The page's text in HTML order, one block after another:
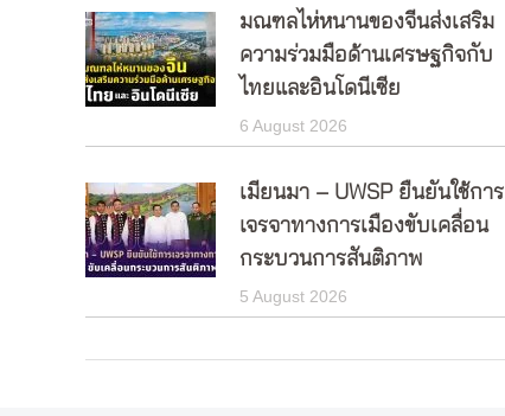
มณฑลไห่หนานของจีนส่งเสริม
ความร่วมมือด้านเศรษฐกิจกับ
ไทยและอินโดนีเซีย
6 August 2026
เมียนมา – UWSP ยืนยันใช้การ
เจรจาทางการเมืองขับเคลื่อน
กระบวนการสันติภาพ
5 August 2026